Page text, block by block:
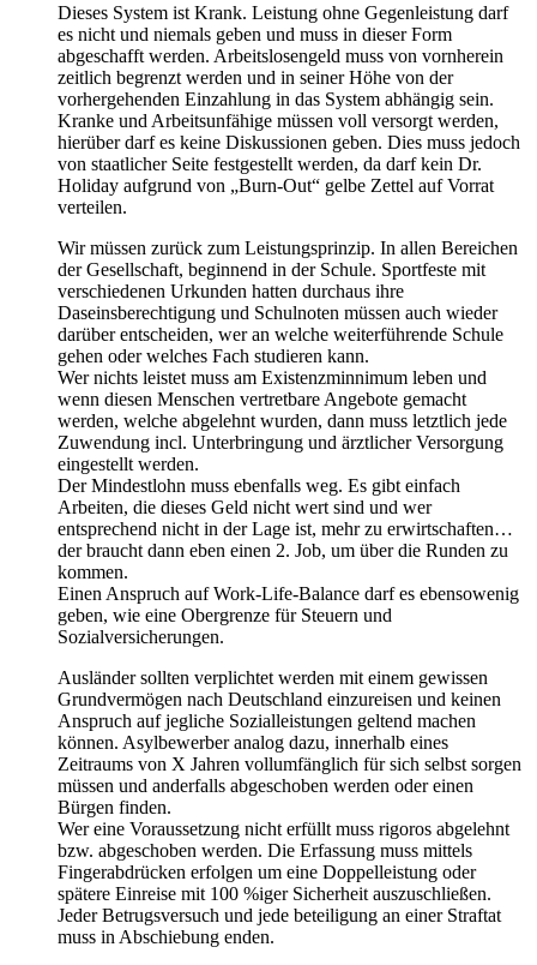
Dieses System ist Krank. Leistung ohne Gegenleistung darf
es nicht und niemals geben und muss in dieser Form
abgeschafft werden. Arbeitslosengeld muss von vornherein
zeitlich begrenzt werden und in seiner Höhe von der
vorhergehenden Einzahlung in das System abhängig sein.
Kranke und Arbeitsunfähige müssen voll versorgt werden,
hierüber darf es keine Diskussionen geben. Dies muss jedoch
von staatlicher Seite festgestellt werden, da darf kein Dr.
Holiday aufgrund von „Burn-Out“ gelbe Zettel auf Vorrat
verteilen.
Wir müssen zurück zum Leistungsprinzip. In allen Bereichen
der Gesellschaft, beginnend in der Schule. Sportfeste mit
verschiedenen Urkunden hatten durchaus ihre
Daseinsberechtigung und Schulnoten müssen auch wieder
darüber entscheiden, wer an welche weiterführende Schule
gehen oder welches Fach studieren kann.
Wer nichts leistet muss am Existenzminnimum leben und
wenn diesen Menschen vertretbare Angebote gemacht
werden, welche abgelehnt wurden, dann muss letztlich jede
Zuwendung incl. Unterbringung und ärztlicher Versorgung
eingestellt werden.
Der Mindestlohn muss ebenfalls weg. Es gibt einfach
Arbeiten, die dieses Geld nicht wert sind und wer
entsprechend nicht in der Lage ist, mehr zu erwirtschaften…
der braucht dann eben einen 2. Job, um über die Runden zu
kommen.
Einen Anspruch auf Work-Life-Balance darf es ebensowenig
geben, wie eine Obergrenze für Steuern und
Sozialversicherungen.
Ausländer sollten verplichtet werden mit einem gewissen
Grundvermögen nach Deutschland einzureisen und keinen
Anspruch auf jegliche Sozialleistungen geltend machen
können. Asylbewerber analog dazu, innerhalb eines
Zeitraums von X Jahren vollumfänglich für sich selbst sorgen
müssen und anderfalls abgeschoben werden oder einen
Bürgen finden.
Wer eine Voraussetzung nicht erfüllt muss rigoros abgelehnt
bzw. abgeschoben werden. Die Erfassung muss mittels
Fingerabdrücken erfolgen um eine Doppelleistung oder
spätere Einreise mit 100 %iger Sicherheit auszuschließen.
Jeder Betrugsversuch und jede beteiligung an einer Straftat
muss in Abschiebung enden.